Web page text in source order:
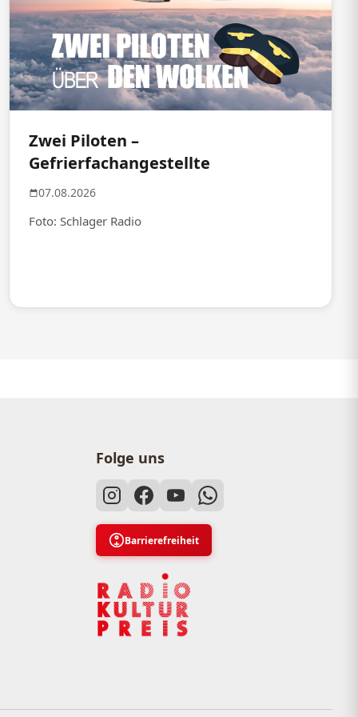
Zwei Piloten –
Gefrierfachangestellte
07.08.2026
Foto: Schlager Radio
Folge uns
Barrierefreiheit